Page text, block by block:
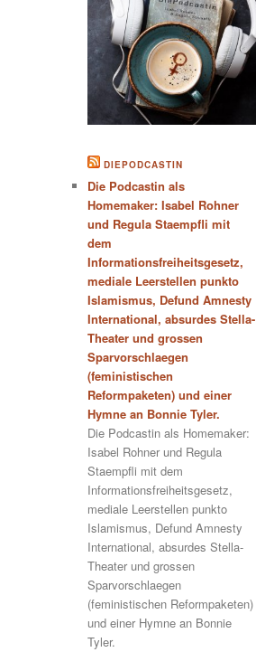
DIEPODCASTIN
Die Podcastin als
Homemaker: Isabel Rohner
und Regula Staempfli mit
dem
Informationsfreiheitsgesetz,
mediale Leerstellen punkto
Islamismus, Defund Amnesty
International, absurdes Stella-
Theater und grossen
Sparvorschlaegen
(feministischen
Reformpaketen) und einer
Hymne an Bonnie Tyler.
Die Podcastin als Homemaker:
Isabel Rohner und Regula
Staempfli mit dem
Informationsfreiheitsgesetz,
mediale Leerstellen punkto
Islamismus, Defund Amnesty
International, absurdes Stella-
Theater und grossen
Sparvorschlaegen
(feministischen Reformpaketen)
und einer Hymne an Bonnie
Tyler.